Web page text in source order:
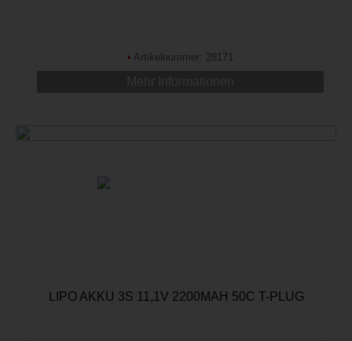
• Artikelnummer: 28171
LIPO AKKU 3S 11,1V 2200MAH 50C T-PLUG